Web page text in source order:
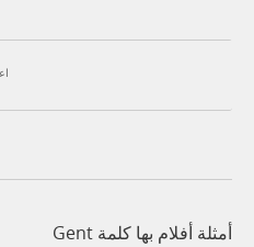
أمثلة أفلام بها كلمة Gent